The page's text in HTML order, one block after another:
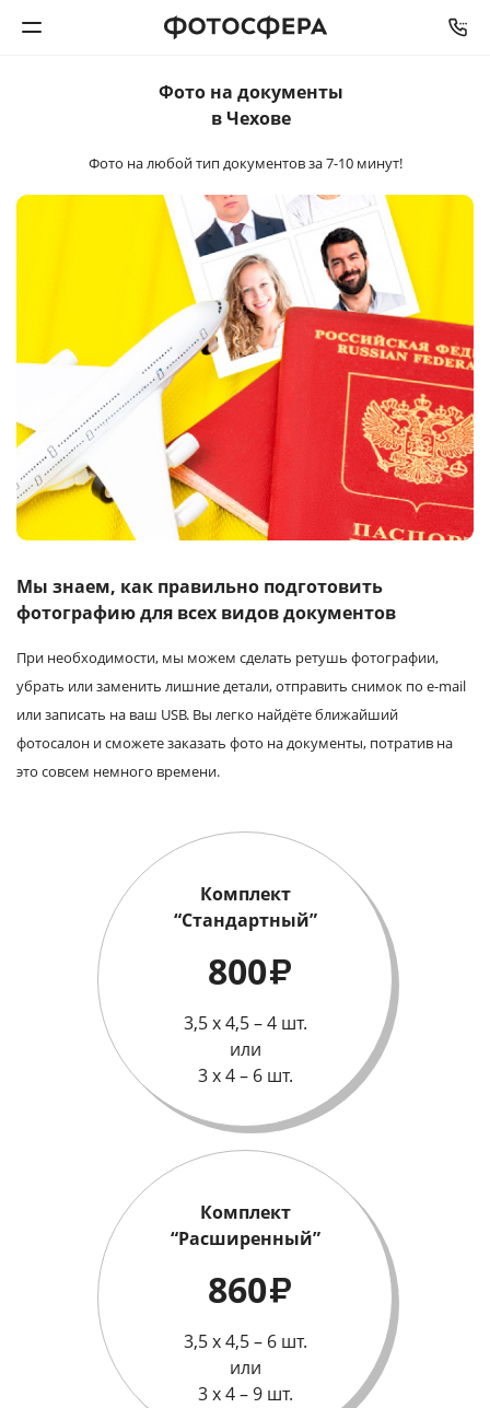
Фотокниги
Фотоподарки
Багетная мастерская
Полиграфия
Услуги и сервис
Магазин
Фото на документы
в Чехове
Фото на любой тип документовза 7-10 минут!
Мы знаем, как правильно подготовить
фотографию для всех видов документов
При необходимости, мы можем сделать ретушь фотографии,
убрать или заменить лишние детали, отправить снимок по e-mail
или записать на ваш USB. Вы легко найдёте ближайший
фотосалон и сможете заказать фото на документы, потратив на
это совсем немного времени.
Комплект
“Стандартный”
800₽
3,5 х 4,5 – 4 шт.
или
3 х 4 – 6 шт.
Комплект
“Расширенный”
860₽
3,5 х 4,5 – 6 шт.
или
3 х 4 – 9 шт.